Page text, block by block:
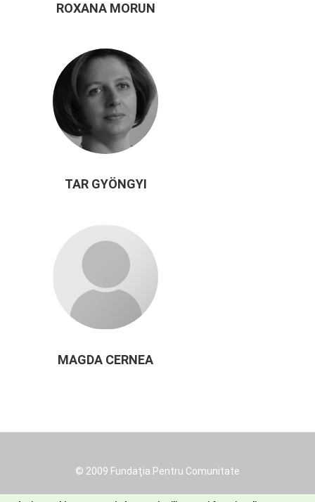
ROXANA MORUN
TAR GYÖNGYI
MAGDA CERNEA
© 2009 Fundaţia Pentru Comunitate
Protectia datelor